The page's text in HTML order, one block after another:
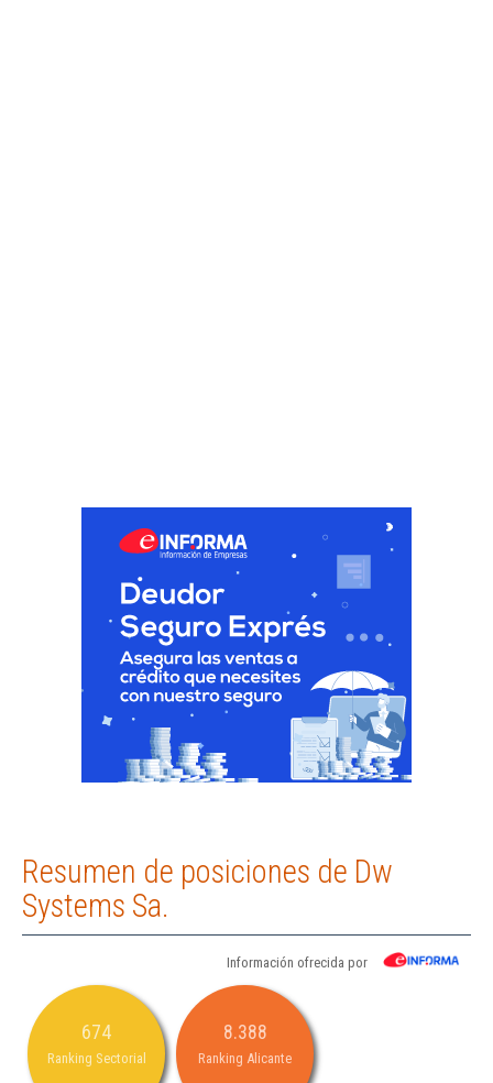
Resumen de posiciones de Dw
Systems Sa.
Información ofrecida por
674
Ranking Sectorial
8.388
Ranking Alicante